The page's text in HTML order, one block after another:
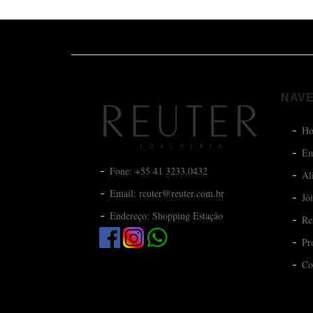
Fone: +55 41 3233.0432
Email: reuter@reuter.com.br
Endereço: Shopping Estação